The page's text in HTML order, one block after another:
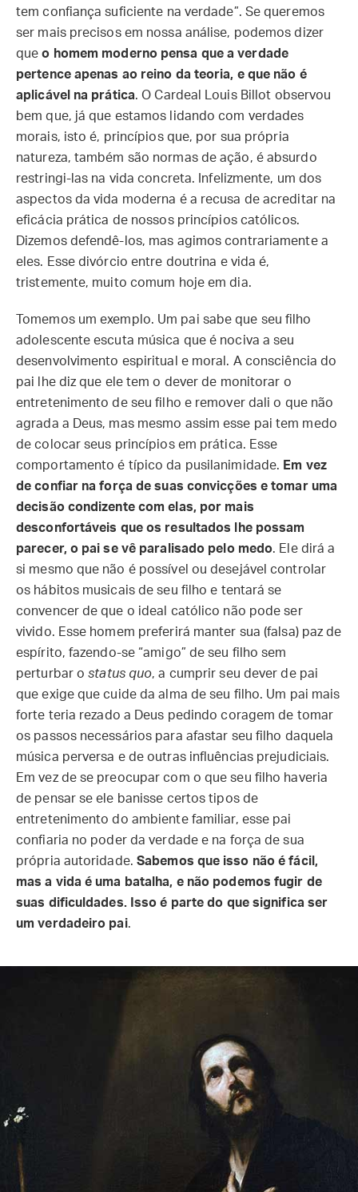
tem confiança suficiente na verdade”. Se queremos
ser mais precisos em nossa análise, podemos dizer
queo homem moderno pensa que a verdade
pertence apenas ao reino da teoria, e que não é
aplicável na prática. O Cardeal Louis Billot observou
bem que, já que estamos lidando com verdades
morais, isto é, princípios que, por sua própria
natureza, também são normas de ação, é absurdo
restringi-las na vida concreta. Infelizmente, um dos
aspectos da vida moderna é a recusa de acreditar na
eficácia prática de nossos princípios católicos.
Dizemos defendê-los, mas agimos contrariamente a
eles. Esse divórcio entre doutrina e vida é,
tristemente, muito comum hoje em dia.
Tomemos um exemplo. Um pai sabe que seu filho
adolescente escuta música que é nociva a seu
desenvolvimento espiritual e moral. A consciência do
pai lhe diz que ele tem o dever de monitorar o
entretenimento de seu filho e remover dali o que não
agrada a Deus, mas mesmo assim esse pai tem medo
de colocar seus princípios em prática. Esse
comportamento é típico da pusilanimidade. Em vez
de confiar na força de suas convicções e tomar uma
decisão condizente com elas, por mais
desconfortáveis que os resultados lhe possam
parecer, o pai se vê paralisado pelo medo. Ele dirá a
si mesmo que não é possível ou desejável controlar
os hábitos musicais de seu filho e tentará se
convencer de que o ideal católico não pode ser
vivido. Esse homem preferirá manter sua (falsa) paz de
espírito, fazendo-se “amigo” de seu filho sem
perturbar ostatus quo, a cumprir seu dever de pai
que exige que cuide da alma de seu filho. Um pai mais
forte teria rezado a Deus pedindo coragem de tomar
os passos necessários para afastar seu filho daquela
música perversa e de outras influências prejudiciais.
Em vez de se preocupar com o que seu filho haveria
de pensar se ele banisse certos tipos de
entretenimento do ambiente familiar, esse pai
confiaria no poder da verdade e na força de sua
própria autoridade. Sabemos que isso não é fácil,
mas a vida é uma batalha, e não podemos fugir de
suas dificuldades. Isso é parte do que significa ser
um verdadeiro pai.